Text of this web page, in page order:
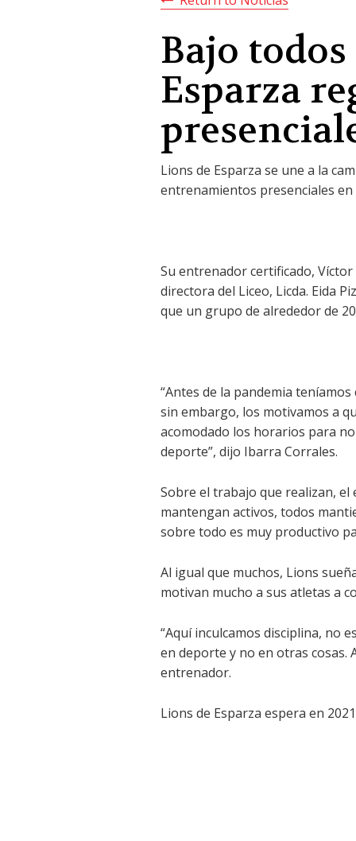
Bajo
Esparza
Lions de Esparza se une a la
entrenamientos presenciales
Su entrenador certificado,
directora del Liceo, Licda. Eida
que un grupo de alrededor de
“Antes de la pandemia
sin embargo, los motivamos a
acomodado los horarios para
deporte”, dijo Ibarra Corrales.
Sobre el trabajo que realizan,
mantengan activos, todos
sobre todo es muy productivo
Al igual que muchos, Lions
motivan mucho a sus atletas a
“Aquí inculcamos disciplina, no
en deporte y no en otras cosas.
entrenador.
Lions de Esparza espera en